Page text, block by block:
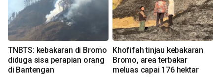
TNBTS: kebakaran di Bromo
diduga sisa perapian orang
di Bantengan
Khofifah tinjau kebakaran
Bromo, area terbakar
meluas capai 176 hektar